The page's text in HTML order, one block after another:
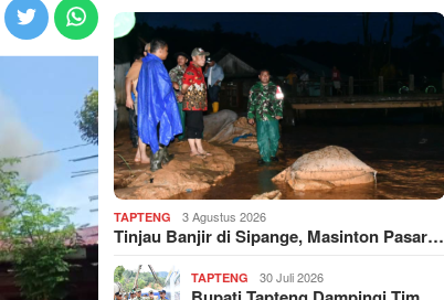
TAPTENG 3 Agustus 2026
Tinjau Banjir di Sipange, Masinton Pasar…
TAPTENG 30 Juli 2026